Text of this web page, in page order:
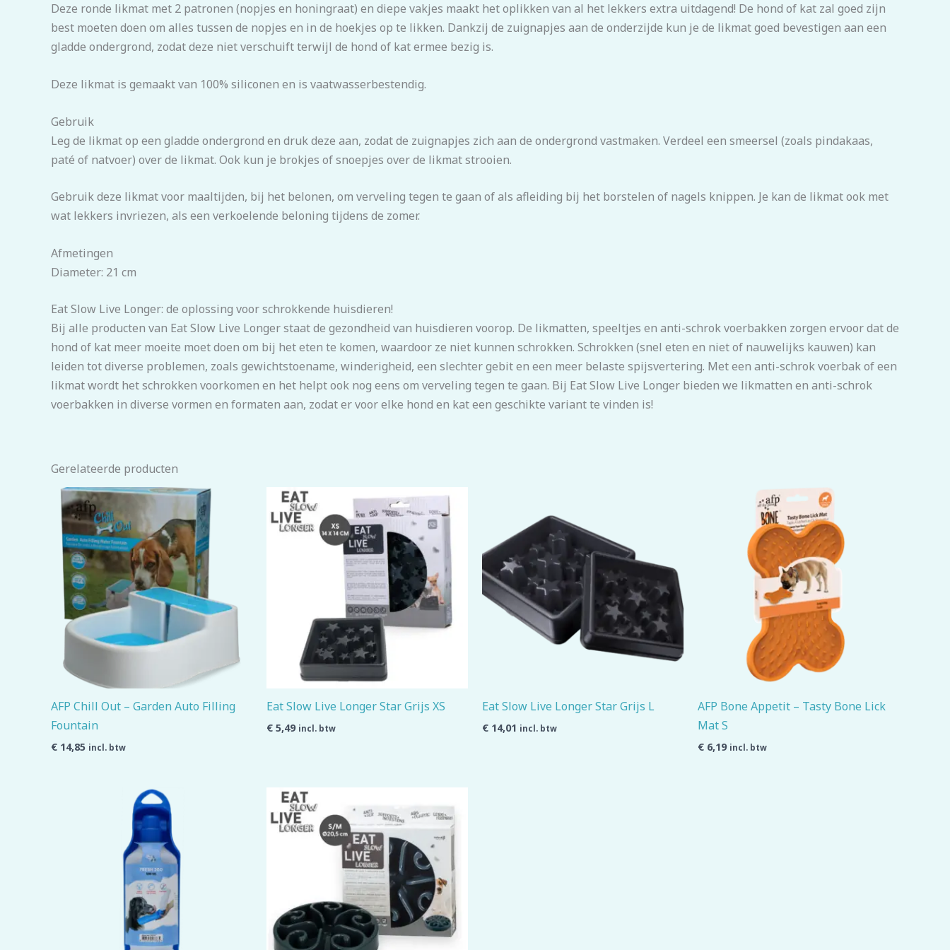
Deze ronde likmat met 2 patronen (nopjes en honingraat) en diepe vakjes maakt het oplikken van al het lekkers extra uitdagend! De hond of kat zal goed zijn
best moeten doen om alles tussen de nopjes en in de hoekjes op te likken. Dankzij de zuignapjes aan de onderzijde kun je de likmat goed bevestigen aan een
gladde ondergrond, zodat deze niet verschuift terwijl de hond of kat ermee bezig is.
Deze likmat is gemaakt van 100% siliconen en is vaatwasserbestendig.
Gebruik
Leg de likmat op een gladde ondergrond en druk deze aan, zodat de zuignapjes zich aan de ondergrond vastmaken. Verdeel een smeersel (zoals pindakaas,
paté of natvoer) over de likmat. Ook kun je brokjes of snoepjes over de likmat strooien.
Gebruik deze likmat voor maaltijden, bij het belonen, om verveling tegen te gaan of als afleiding bij het borstelen of nagels knippen. Je kan de likmat ook met
wat lekkers invriezen, als een verkoelende beloning tijdens de zomer.
Afmetingen
Diameter: 21 cm
Eat Slow Live Longer: de oplossing voor schrokkende huisdieren!
Bij alle producten van Eat Slow Live Longer staat de gezondheid van huisdieren voorop. De likmatten, speeltjes en anti-schrok voerbakken zorgen ervoor dat de
hond of kat meer moeite moet doen om bij het eten te komen, waardoor ze niet kunnen schrokken. Schrokken (snel eten en niet of nauwelijks kauwen) kan
leiden tot diverse problemen, zoals gewichtstoename, winderigheid, een slechter gebit en een meer belaste spijsvertering. Met een anti-schrok voerbak of een
likmat wordt het schrokken voorkomen en het helpt ook nog eens om verveling tegen te gaan. Bij Eat Slow Live Longer bieden we likmatten en anti-schrok
voerbakken in diverse vormen en formaten aan, zodat er voor elke hond en kat een geschikte variant te vinden is!
Gerelateerde producten
AFP Chill Out – Garden Auto Filling
Fountain
€ 14,85 incl. btw
Eat Slow Live Longer Star Grijs XS
€ 5,49 incl. btw
Eat Slow Live Longer Star Grijs L
€ 14,01 incl. btw
AFP Bone Appetit – Tasty Bone Lick
Mat S
€ 6,19 incl. btw